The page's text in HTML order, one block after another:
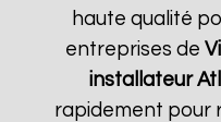
haute qualité
entreprises de
installateur
rapidement pour